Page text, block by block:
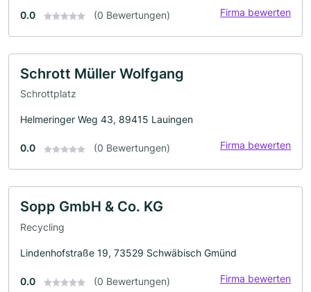
0.0 (0 Bewertungen) Firma bewerten
Schrott Müller Wolfgang
Schrottplatz
Helmeringer Weg 43, 89415 Lauingen
0.0 (0 Bewertungen) Firma bewerten
Sopp GmbH & Co. KG
Recycling
Lindenhofstraße 19, 73529 Schwäbisch Gmünd
0.0 (0 Bewertungen) Firma bewerten